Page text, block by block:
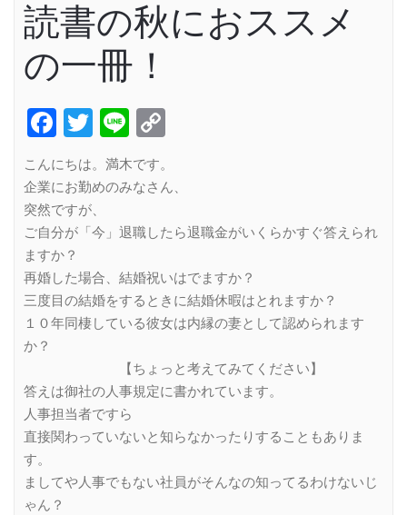
読書の秋におススメ
の一冊！
Facebook
Twitter
Line
こんにちは。満木です。
企業にお勤めのみなさん、
突然ですが、
ご自分が「今」退職したら退職金がいくらかすぐ答えられ
ますか？
再婚した場合、結婚祝いはでますか？
三度目の結婚をするときに結婚休暇はとれますか？
１０年同棲している彼女は内縁の妻として認められます
か？
【ちょっと考えてみてください】
答えは御社の人事規定に書かれています。
人事担当者ですら
直接関わっていないと知らなかったりすることもありま
す。
ましてや人事でもない社員がそんなの知ってるわけないじ
ゃん？